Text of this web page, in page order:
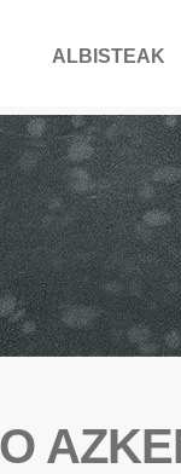
ALBISTEAK